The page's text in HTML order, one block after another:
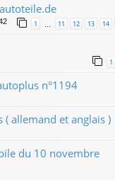
1 11 12 13 14
1
n°1194
allemand et anglais )
du 10 novembre